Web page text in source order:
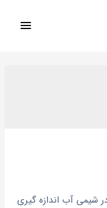
شیمی آب اندازه گیری